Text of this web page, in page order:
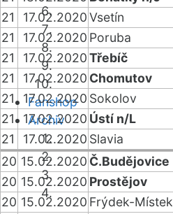
Fanshop
Archiv
21
17.02.2020Vsetín
21
17.02.2020 Poruba
21
17.02.2020Třebíč
21
17.02.2020 Chomutov
21
17.02.2020 Sokolov
21
17.02.2020 Ústí n/L
21
17.02.2020 Slavia
20 15.02.2020 Č.Budějovice
20 15.02.2020 Prostějov
20 15.02.2020 Frýdek-Místek